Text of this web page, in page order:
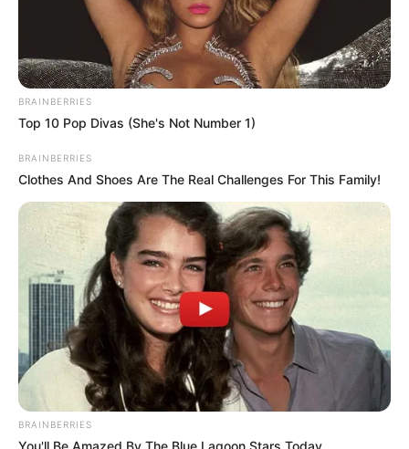
BRAINBERRIES
Top 10 Pop Divas (She's Not Number 1)
BRAINBERRIES
Clothes And Shoes Are The Real Challenges For This Family!
BRAINBERRIES
You'll Be Amazed By The Blue Lagoon Stars Today